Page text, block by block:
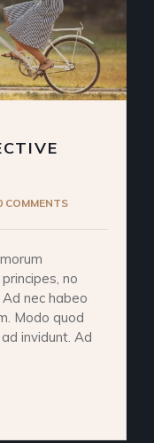
COMMENTS
no
nec habeo
Modo quod
invidunt. Ad